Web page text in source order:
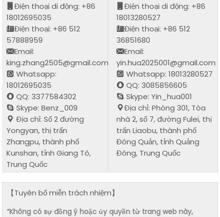
Điện thoại di động: +86
18012695035
Điện thoại: +86 512
57888959
Email:
king.zhang2505@gmail.com
Whatsapp:
18012695035
QQ: 3377584302
Skype: Benz_009
Địa chỉ: Số 2 đường
Yongyan, thị trấn
Zhangpu, thành phố
Kunshan, tỉnh Giang Tô,
Trung Quốc
Điện thoại di động: +86
18013280527
Điện thoại: +86 512
36851680
Email:
yin.hua2025001@gmail.com
Whatsapp: 18013280527
QQ: 3085856605
Skype: Yin_hua001
Địa chỉ: Phòng 301, Tòa
nhà 2, số 7, đường Fulei, thị
trấn Liaobu, thành phố
Đông Quản, tỉnh Quảng
Đông, Trung Quốc
【Tuyên bố miễn trách nhiệm】
“Không có sự đồng ý hoặc ủy quyền từ trang web này,